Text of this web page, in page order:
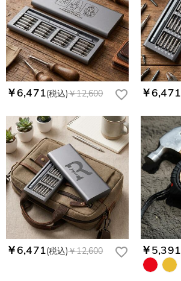
￥6,471(税込)￥12,600 ￥6,471
￥6,471(税込)￥12,600 ￥5,391